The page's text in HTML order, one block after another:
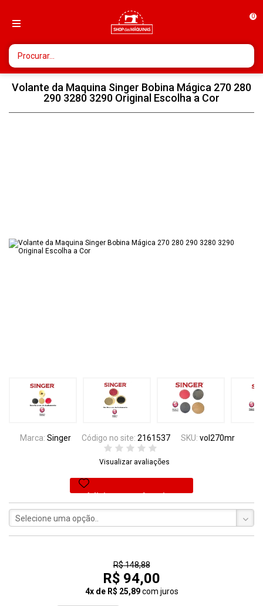
0
Volante da Maquina Singer Bobina Mágica 270 280
290 3280 3290 Original Escolha a Cor
Marca: Singer Código no site: 2161537 SKU: vol270mr
Visualizar avaliações
Adicionar aos favoritos
Selecione uma opção..
R$ 148,88
R$ 94,00
4x de R$ 25,89 com juros